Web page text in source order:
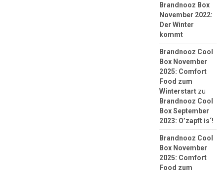
Brandnooz Box
November 2022:
Der Winter
kommt
Brandnooz Cool
Box November
2025: Comfort
Food zum
Winterstartzu
Brandnooz Cool
Box September
2023: O’zapft is‘!
Brandnooz Cool
Box November
2025: Comfort
Food zum